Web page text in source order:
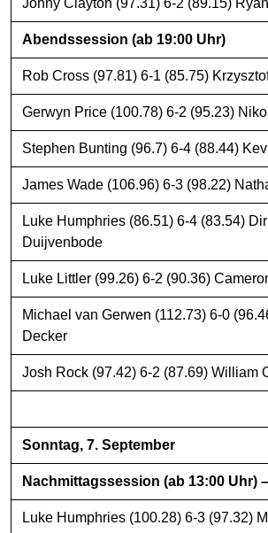
Jonny Clayton (97.31) 6-2 (89.15)
Abendssession (ab 19:00 Uhr)
Rob Cross (97.81) 6-1 (85.75)
Gerwyn Price (100.78) 6-2 (95.23)
Stephen Bunting (96.7) 6-4 (88.44)
James Wade (106.96) 6-3 (98.22)
Luke Humphries (86.51) 6-4 (83.54)
Duijvenbode
Luke Littler (99.26) 6-2 (90.36)
Michael van Gerwen (112.73) 6-0
Decker
Josh Rock (97.42) 6-2 (87.69) William
Sonntag, 7. September
Nachmittagssession (ab 13:00 Uhr)
Luke Humphries (100.28) 6-3 (97.32)